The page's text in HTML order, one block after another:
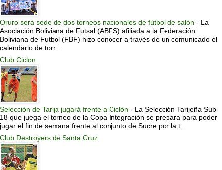
Oruro será sede de dos torneos nacionales de fútbol de salón - La
Asociación Boliviana de Futsal (ABFS) afiliada a la Federación
Boliviana de Futbol (FBF) hizo conocer a través de un comunicado el
calendario de torn...
Club Ciclon
Selección de Tarija jugará frente a Ciclón - La Selección Tarijeña Sub-
18 que juega el torneo de la Copa Integración se prepara para poder
jugar el fin de semana frente al conjunto de Sucre por la t...
Club Destroyers de Santa Cruz